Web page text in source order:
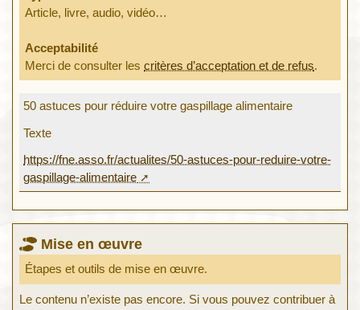
Article, livre, audio, vidéo…
Acceptabilité
Merci de consulter lescritères d’acceptation et de refus.
50 astuces pour réduire votre gaspillage alimentaire
Texte
https://fne.asso.fr/actualites/50-astuces-pour-reduire-votre-
gaspillage-alimentaire
Mise en œuvre
Étapes et outils de mise en œuvre.
Le contenu n’existe pas encore. Si vous pouvez contribuer à